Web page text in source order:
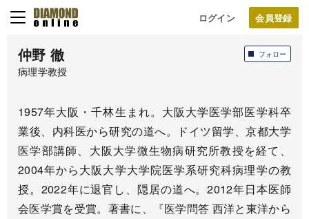
ログイン
フォロー
仲野 徹
病理学教授
1957年大阪・千林生まれ。大阪大学医学部医学科卒
業後、内科医から研究の道へ。ドイツ留学、京都大学
医学部講師、大阪大学微生物病研究所教授を経て、
2004年から大阪大学大学院医学系研究科病理学の教
授。2022年に退官し、隠居の道へ。2012年日本医師
会医学賞を受賞。著書に、『医学問答 西洋と東洋から